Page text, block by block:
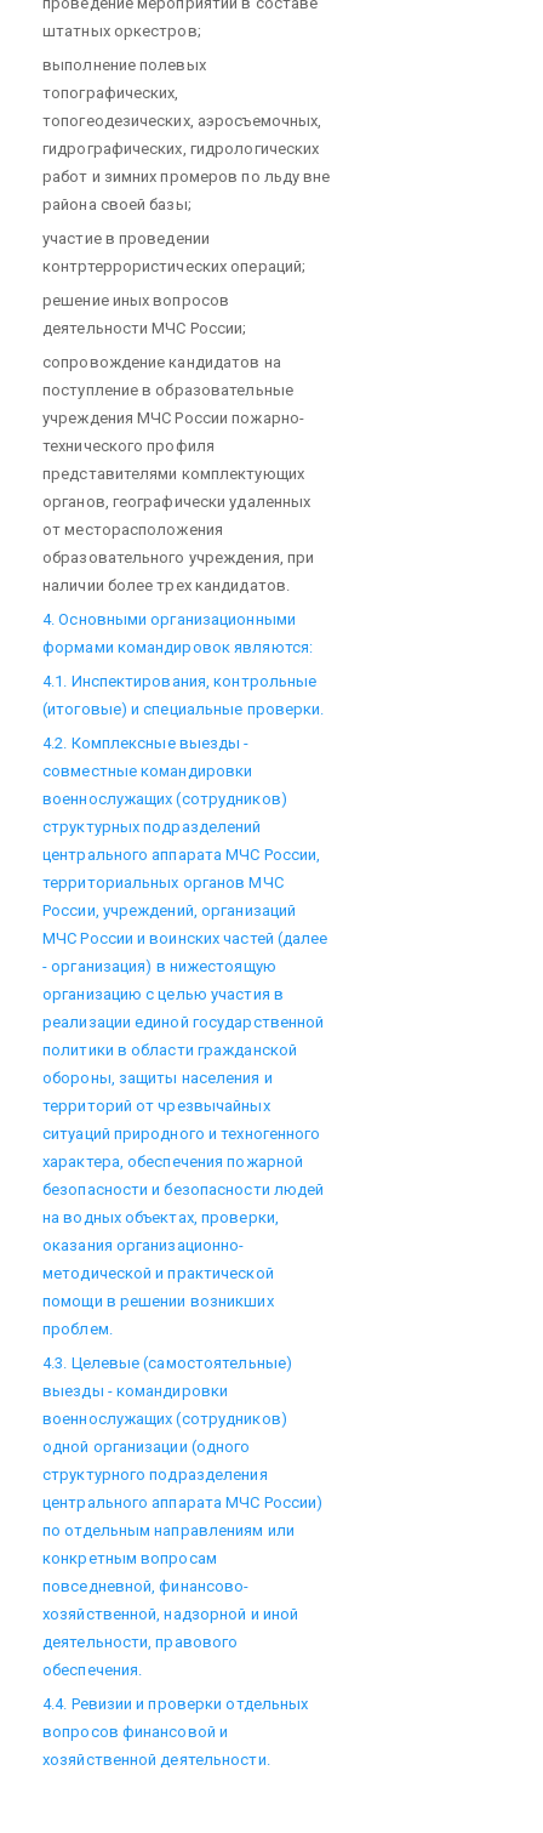
штатных оркестров;
выполнение полевых
топографических,
топогеодезических, аэросъемочных,
гидрографических, гидрологических
работ и зимних промеров по льду вне
района своей базы;
участие в проведении
контртеррористических операций;
решение иных вопросов
деятельности МЧС России;
сопровождение кандидатов на
поступление в образовательные
учреждения МЧС России пожарно-
технического профиля
представителями комплектующих
органов, географически удаленных
от месторасположения
образовательного учреждения, при
наличии более трех кандидатов.
4. Основными организационными
формами командировок являются:
4.1. Инспектирования, контрольные
(итоговые) и специальные проверки.
4.2. Комплексные выезды -
совместные командировки
военнослужащих (сотрудников)
структурных подразделений
центрального аппарата МЧС России,
территориальных органов МЧС
России, учреждений, организаций
МЧС России и воинских частей (далее
- организация) в нижестоящую
организацию с целью участия в
реализации единой государственной
политики в области гражданской
обороны, защиты населения и
территорий от чрезвычайных
ситуаций природного и техногенного
характера, обеспечения пожарной
безопасности и безопасности людей
на водных объектах, проверки,
оказания организационно-
методической и практической
помощи в решении возникших
проблем.
4.3. Целевые (самостоятельные)
выезды - командировки
военнослужащих (сотрудников)
одной организации (одного
структурного подразделения
центрального аппарата МЧС России)
по отдельным направлениям или
конкретным вопросам
повседневной, финансово-
хозяйственной, надзорной и иной
деятельности, правового
обеспечения.
4.4. Ревизии и проверки отдельных
вопросов финансовой и
хозяйственной деятельности.